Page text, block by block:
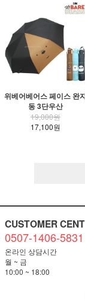
위베어베어스 페이스 완
동 3단우산
19,000원
17,100원
CUSTOMER
0507-1406-5831
온라인 상담시간
월 ~ 금
10:00 ~ 18:00